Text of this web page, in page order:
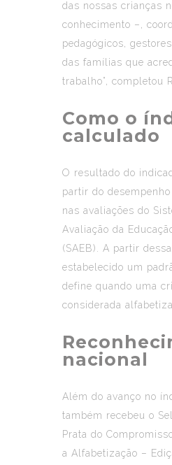
das nossas crianças
conhecimento –,
pedagógicos,
das famílias que
trabalho”, completou
Como o
calculado
O resultado do
partir do
nas avaliações do
Avaliação da
(SAEB). A partir
estabelecido um
define quando uma
considerada
nacional
Além do avanço no
também recebeu o
Prata do
a Alfabetização –